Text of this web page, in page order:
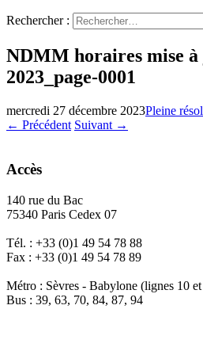
Rechercher :
NDMM horaires mise à
2023_page-0001
mercredi 27 décembre 2023Pleine
← Précédent Suivant →
Accès
140 rue du Bac
75340 Paris Cedex 07
Tél. : +33 (0)1 49 54 78 88
Fax : +33 (0)1 49 54 78 89
Métro : Sèvres - Babylone (lignes 10
Bus : 39, 63, 70, 84, 87, 94